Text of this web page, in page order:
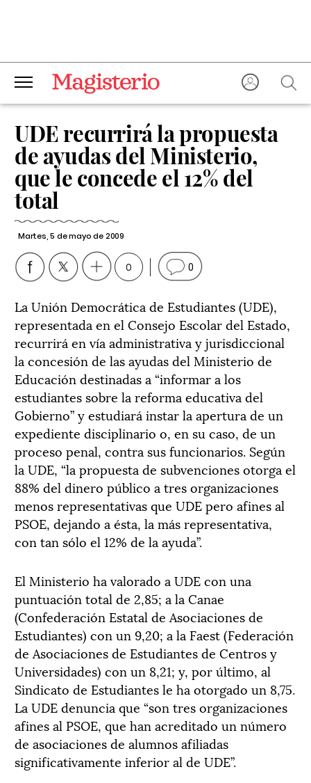
UDE recurrirá la propuesta
de ayudas del Ministerio,
que le concede el 12% del
total
Martes, 5 de mayo de 2009
0 0
La Unión Democrática de Estudiantes (UDE),
representada en el Consejo Escolar del Estado,
recurrirá en vía administrativa y jurisdiccional
la concesión de las ayudas del Ministerio de
Educación destinadas a “informar a los
estudiantes sobre la reforma educativa del
Gobierno” y estudiará instar la apertura de un
expediente disciplinario o, en su caso, de un
proceso penal, contra sus funcionarios. Según
la UDE, “la propuesta de subvenciones otorga el
88% del dinero público a tres organizaciones
menos representativas que UDE pero afines al
PSOE, dejando a ésta, la más representativa,
con tan sólo el 12% de la ayuda”.
El Ministerio ha valorado a UDE con una
puntuación total de 2,85; a la Canae
(Confederación Estatal de Asociaciones de
Estudiantes) con un 9,20; a la Faest (Federación
de Asociaciones de Estudiantes de Centros y
Universidades) con un 8,21; y, por último, al
Sindicato de Estudiantes le ha otorgado un 8,75.
La UDE denuncia que “son tres organizaciones
afines al PSOE, que han acreditado un número
de asociaciones de alumnos afiliadas
significativamente inferior al de UDE”.